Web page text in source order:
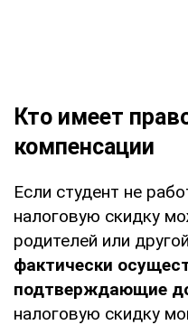
Кто имеет
компенсации
Если студент не
налоговую скидку
родителей или
фактически
подтверждающие
налоговую скидку